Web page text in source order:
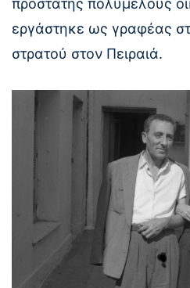
εργάστηκε ως γραφέας
στρατού στον Πειραιά.